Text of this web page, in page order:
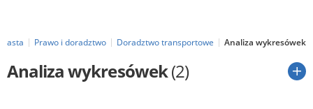
Prawo i doradztwo Doradztwo transportowe Analiza wykresówek
Analiza wykresówek(2)